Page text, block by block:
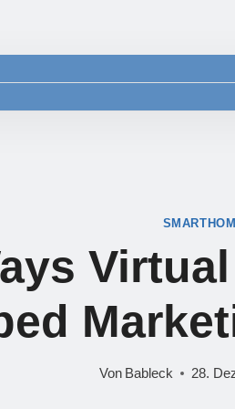
Von Bableck 28.